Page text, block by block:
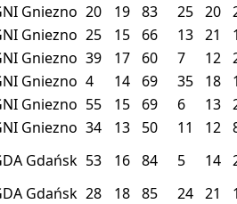
Gniezno 20 19 83 25 20
Gniezno 25 15 66 13 21
Gniezno 39 17 60 7 12
Gniezno 4 14 69 35 18
Gniezno 55 15 69 6 13
Gniezno 34 13 50 11 12
Gdańsk 53 16 84 5 14
Gdańsk 28 18 85 24 21